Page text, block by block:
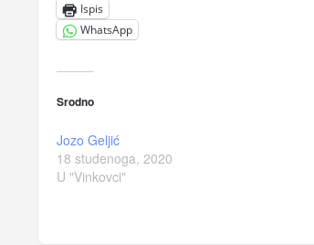
Ispis
WhatsApp
Srodno
Jozo Geljić
18 studenoga, 2020
U "Vinkovci"